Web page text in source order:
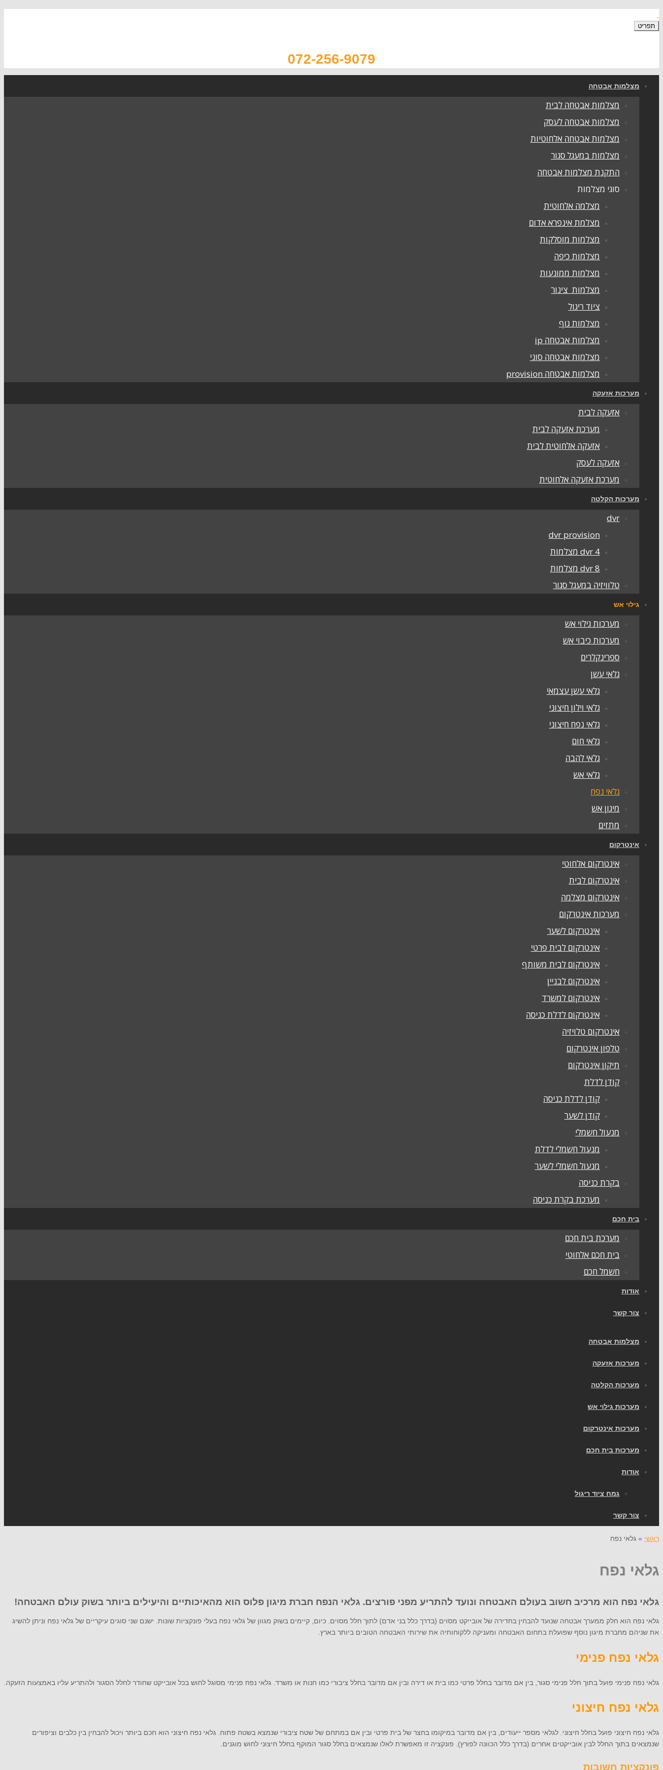
תפריט
072-256-9079
מצלמות אבטחה
מצלמות אבטחה לבית
מצלמות אבטחה לעסק
מצלמות אבטחה אלחוטיות
מצלמות במעגל סגור
התקנת מצלמות אבטחה
סוגי מצלמות
מצלמה אלחוטית
מצלמת אינפרא אדום
מצלמות מוסלקות
מצלמות כיפה
מצלמות ממונעות
מצלמות צינור
ציוד ריגול
מצלמות גוף
מצלמות אבטחה ip
מצלמות אבטחה סוני
מצלמות אבטחה provision
מערכות אזעקה
אזעקה לבית
מערכת אזעקה לבית
אזעקה אלחוטית לבית
אזעקה לעסק
מערכת אזעקה אלחוטית
מערכות הקלטה
dvr
dvr provision
dvr 4 מצלמות
dvr 8 מצלמות
טלוויזיה במעגל סגור
גילוי אש
מערכות גילוי אש
מערכות כיבוי אש
ספרינקלרים
גלאי עשן
גלאי עשן עצמאי
גלאי וילון חיצוני
גלאי נפח חיצוני
גלאי חום
גלאי להבה
גלאי אש
גלאי נפח
מיגון אש
מתזים
אינטרקום
אינטרקום אלחוטי
אינטרקום לבית
אינטרקום מצלמה
מערכות אינטרקום
אינטרקום לשער
אינטרקום לבית פרטי
אינטרקום לבית משותף
אינטרקום לבניין
אינטרקום למשרד
אינטרקום לדלת כניסה
אינטרקום טלויזיה
טלפון אינטרקום
תיקון אינטרקום
קודן לדלת
קודן לדלת כניסה
קודן לשער
מנעול חשמלי
מנעול חשמלי לדלת
מנעול חשמלי לשער
בקרת כניסה
מערכת בקרת כניסה
בית חכם
מערכת בית חכם
בית חכם אלחוטי
חשמל חכם
אודות
צור קשר
מצלמות אבטחה
מערכות אזעקה
מערכות הקלטה
מערכות גילוי אש
מערכות אינטרקום
מערכות בית חכם
אודות
גמח ציוד ריגול
צור קשר
ראשי » גלאי נפח
גלאי נפח
גלאי נפח הוא מרכיב חשוב בעולם האבטחה ונועד להתריע מפני פורצים. גלאי הנפח חברת מיגון פלוס הוא מהאיכותיים והיעילים ביותר בשוק עולם האבטחה!
גלאי נפח הוא חלק ממערך אבטחה שנועד להבחין בחדירה של אובייקט מסוים (בדרך כלל בני אדם) לתוך חלל מסוים. כיום, קיימים בשוק מגוון של גלאי נפח בעלי פונקציות שונות. ישנם שני סוגים עיקריים של גלאי נפח וניתן להשיג
את שניהם מחברת מיגון נוסף שפועלת בתחום האבטחה ומעניקה ללקוחותיה את שירותי האבטחה הטובים ביותר בארץ.
גלאי נפח פנימי
גלאי נפח פנימי פועל בתוך חלל פנימי סגור, בין אם מדובר בחלל פרטי כמו בית או דירה ובין אם מדובר בחלל ציבורי כמו חנות או משרד. גלאי נפח פנימי מסוגל לחוש בכל אובייקט שחודר לחלל הסגור ולהתריע עליו באמצעות הזעקה.
גלאי נפח חיצוני
גלאי נפח חיצוני פועל בחלל חיצוני. לגלאי מספר ייעודים, בין אם מדובר במיקומו בחצר של בית פרטי ובין אם במתחם של שטח ציבורי שנמצא בשטח פתוח. גלאי נפח חיצוני הוא חכם ביותר ויכול להבחין בין כלבים וציפורים
שנמצאים בתוך החלל לבין אובייקטים אחרים (בדרך כלל הכוונה לפורץ). פונקציה זו מאפשרת לאלו שנמצאים בחלל סגור המוקף בחלל חיצוני לחוש מוגנים.
פונקציות חשובות